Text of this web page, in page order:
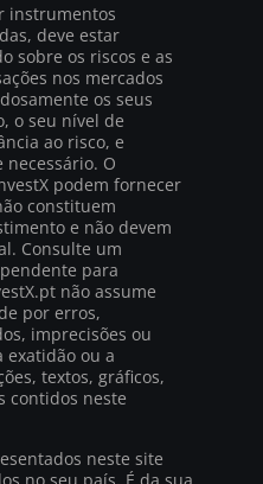
instrumentos
deve estar
sobre os riscos e as
nos mercados
os seus
o seu nível de
ao risco, e
O
podem fornecer
constituem
e não devem
Consulte um
para
não assume
por erros,
imprecisões ou
exatidão ou a
textos, gráficos,
contidos neste
neste site